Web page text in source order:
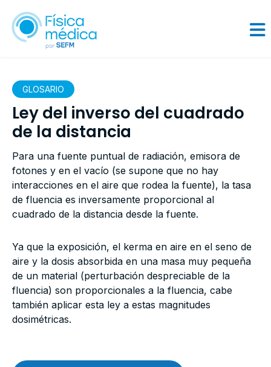
GLOSARIO
Ley del inverso del cuadrado
de la distancia
Para una fuente puntual de radiación, emisora de
fotones y en el vacío (se supone que no hay
interacciones en el aire que rodea la fuente), la tasa
de fluencia es inversamente proporcional al
cuadrado de la distancia desde la fuente.
Ya que la exposición, el kerma en aire en el seno de
aire y la dosis absorbida en una masa muy pequeña
de un material (perturbación despreciable de la
fluencia) son proporcionales a la fluencia, cabe
también aplicar esta ley a estas magnitudes
dosimétricas.